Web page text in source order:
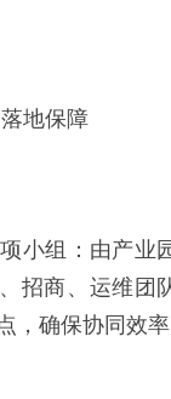
地保障
小组：由产业
招商、运维团
，确保协同效率